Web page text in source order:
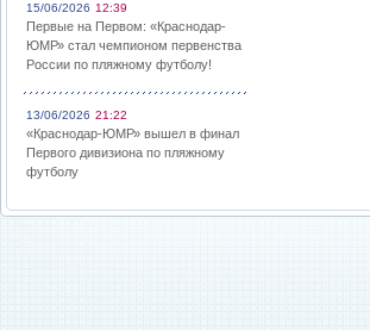
15/06/2026 12:39
Первые на Первом: «Краснодар-
ЮМР» стал чемпионом первенства
России по пляжному футболу!
13/06/2026 21:22
«Краснодар-ЮМР» вышел в финал
Первого дивизиона по пляжному
футболу